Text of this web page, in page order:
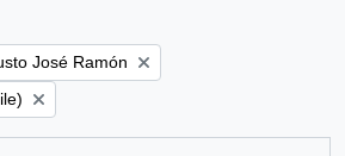
José Ramón